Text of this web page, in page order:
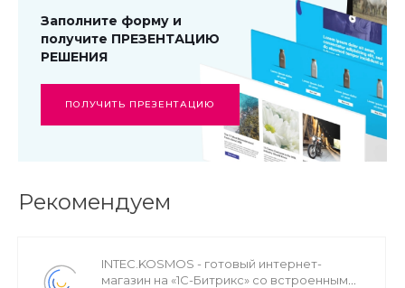
Заполните форму и
получите ПРЕЗЕНТАЦИЮ
РЕШЕНИЯ
ПОЛУЧИТЬ ПРЕЗЕНТАЦИЮ
Рекомендуем
INTEC.KOSMOS - готовый интернет-
магазин на «1С-Битрикс» со встроенным